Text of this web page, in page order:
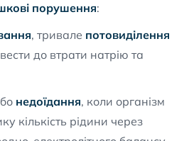
порушення:
, тривале потовиділення
до втрати натрію та
недоїдання, коли організм
кількість рідини через